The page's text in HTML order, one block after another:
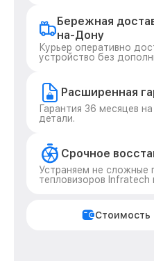
Бережная
на-Дону
Курьер оперативно
устройство без
Расширенная
Гарантия 36 месяцев
детали.
Срочное
Устраняем не сложные
тепловизоров Infratech
Стоимость